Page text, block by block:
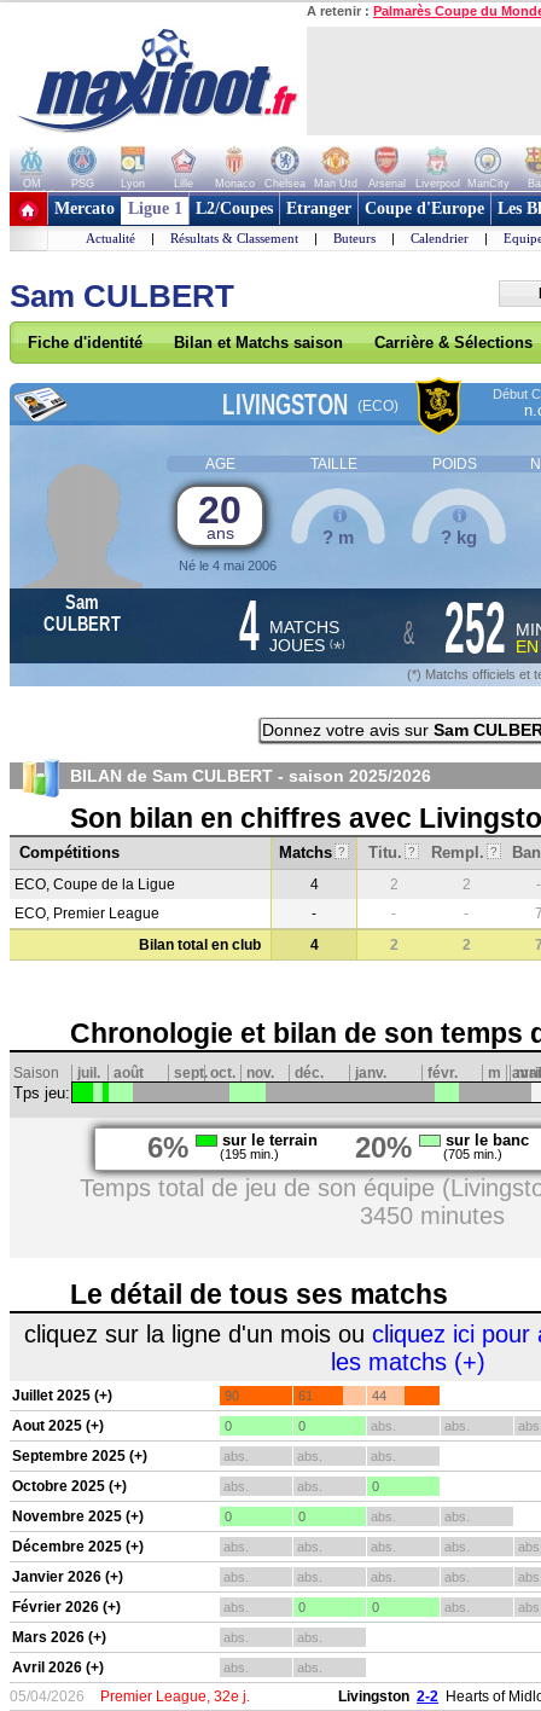
A retenir : Palmarès Coupe du
OM PSG Lyon Lille Monaco Chelsea Man Utd Arsenal Liverpool ManCity
+ de clubs
Mercato Ligue 1 L2/Coupes Etranger Coupe d'Europe Les
Actualité | Résultats & Classement | Buteurs | Calendrier |
Sam CULBERT
Fiche d'identité Bilan et Matchs saison Carrière & Sélections
LIVINGSTON (ECO)
Début
AGE TAILLE POIDS
20
ans
Né le 4 mai 2006
? m ? kg
Sam
CULBERT
4 MATCHS
JOUES (*) & 252
(*) Matchs officiels et
Donnez votre avis sur Sam
BILAN de Sam CULBERT - saison 2025/2026
Son bilan en chiffres avec
Compétitions Matchs ? Titu. ? Rempl. ?
ECO, Coupe de la Ligue 4 2 2
-
ECO, Premier League
- - -
Bilan total en club
4 2 2
Chronologie et bilan de son temps
Saison juil. août sept.oct. nov. déc. janv. févr. m avril
mai
Tps jeu:
6% sur le terrain
(195 min.) 20% sur le banc
(705 min.)
Temps total de jeu de son équipe
3450 minutes
Le détail de tous ses matchs
cliquez sur la ligne d'un mois ou cliquez ici pour
les matchs (+)
Juillet 2025 (+) 90 61 44
Aout 2025 (+) 0 0 abs. abs.
Septembre 2025 (+) abs. abs. abs.
Octobre 2025 (+) abs. abs. 0
Novembre 2025 (+) 0 0 abs. abs.
Décembre 2025 (+) abs. abs. abs. abs.
Janvier 2026 (+) abs. abs. abs. abs.
Février 2026 (+) abs. 0 0 abs.
Mars 2026 (+) abs. abs.
Avril 2026 (+) abs. abs.
05/04/2026 Premier League, 32e j. Livingston 2-2 Hearts of